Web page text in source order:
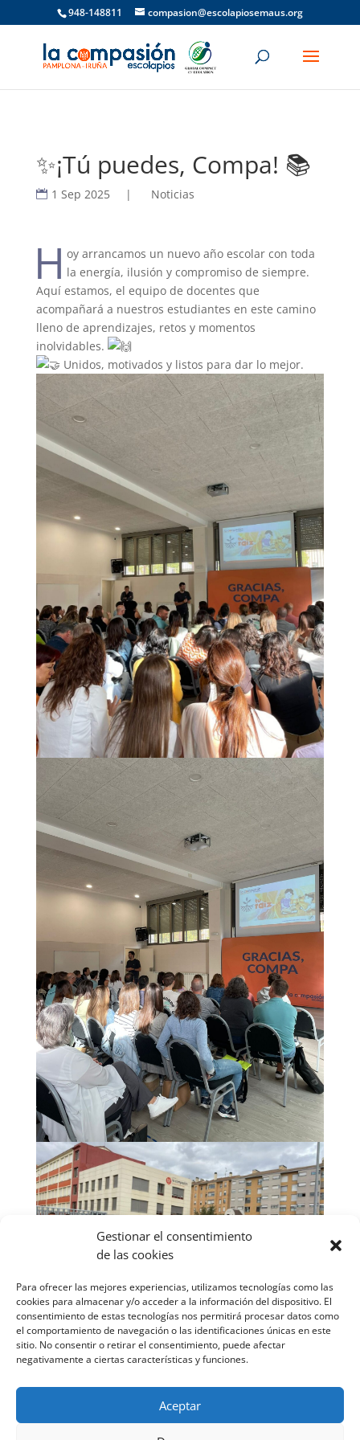
Gestionar el consentimiento
de las cookies
Para ofrecer las mejores experiencias, utilizamos tecnologías como las
cookies para almacenar y/o acceder a la información del dispositivo. El
consentimiento de estas tecnologías nos permitirá procesar datos como
el comportamiento de navegación o las identificaciones únicas en este
sitio. No consentir o retirar el consentimiento, puede afectar
negativamente a ciertas características y funciones.
Aceptar
948-148811 compasion@escolapiosemaus.org
✨¡Tú puedes, Compa! 📚
1 Sep 2025 | Noticias
H oy arrancamos un nuevo año escolar con toda
la energía, ilusión y compromiso de siempre.
Aquí estamos, el equipo de docentes que
acompañará a nuestros estudiantes en este camino
lleno de aprendizajes, retos y momentos
inolvidables.
Unidos, motivados y listos para dar lo mejor.
Que este curso sea una aventura de
crecimiento y aprendizajes nuevos.
¡Bienvenidos-as a la Compa!
¡¡Os esperamos en
breve!!
#turaíz